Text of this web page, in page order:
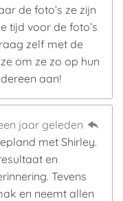
de foto’s ze zijn
tijd voor de foto’s
zelf met de
om ze zo op hun
aan!
jaar geleden
met Shirley.
en
Tevens
en neemt allen